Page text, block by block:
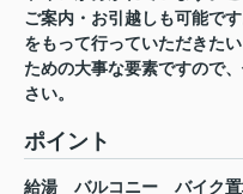
ご案内・お引越しも可能で
をもって行っていただきた
ための大事な要素ですので
さい。
ポイント
給湯 バルコニー バイク